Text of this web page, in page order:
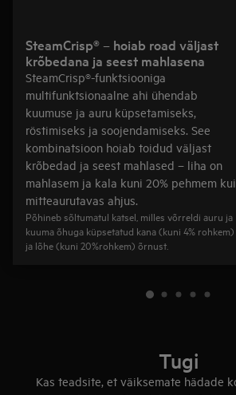
SteamCrisp® – hoiab road väljast
krõbedana ja seest mahlasena
SteamCrisp®-funktsiooniga
multifunktsionaalne ahi ühendab
kuumuse ja auru küpsetamiseks,
röstimiseks ja soojendamiseks. See
kombinatsioon hoiab toidud väljast
krõbedad ja seest mahlased – liha on
mahlasem ja kala kuni 20% pehmem kui
mitteaurutavas ahjus.
Põhineb sõltumatul katsel, milles võrreldi auru ja
kuuma õhuga küpsetatud kana (kuni 4% rohkem)
ja lõhe (kuni 20%rohkem) õrnust.
Tugi
Kas teadsite, et väiksemate hädade